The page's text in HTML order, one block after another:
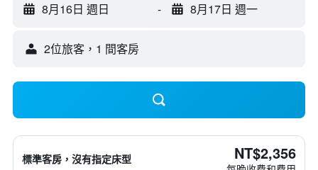
8月16日 週日 - 8月17日 週一
2位旅客，1 間客房
標準客房，沒有指定床型 NT$2,356